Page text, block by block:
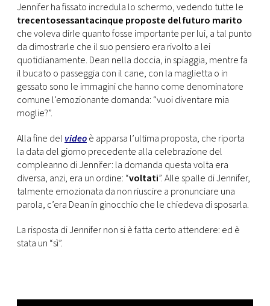
Jennifer ha fissato incredula lo schermo, vedendo tutte le
trecentosessantacinque proposte del futuro marito
che voleva dirle quanto fosse importante per lui, a tal punto
da dimostrarle che il suo pensiero era rivolto a lei
quotidianamente. Dean nella doccia, in spiaggia, mentre fa
il bucato o passeggia con il cane, con la maglietta o in
gessato sono le immagini che hanno come denominatore
comune l’emozionante domanda: “vuoi diventare mia
moglie?”.
Alla fine del videoè apparsa l’ultima proposta, che riporta
la data del giorno precedente alla celebrazione del
compleanno di Jennifer: la domanda questa volta era
diversa, anzi, era un ordine: “voltati”. Alle spalle di Jennifer,
talmente emozionata da non riuscire a pronunciare una
parola, c’era Dean in ginocchio che le chiedeva di sposarla.
La risposta di Jennifer non si è fatta certo attendere: ed è
stata un “sì”.